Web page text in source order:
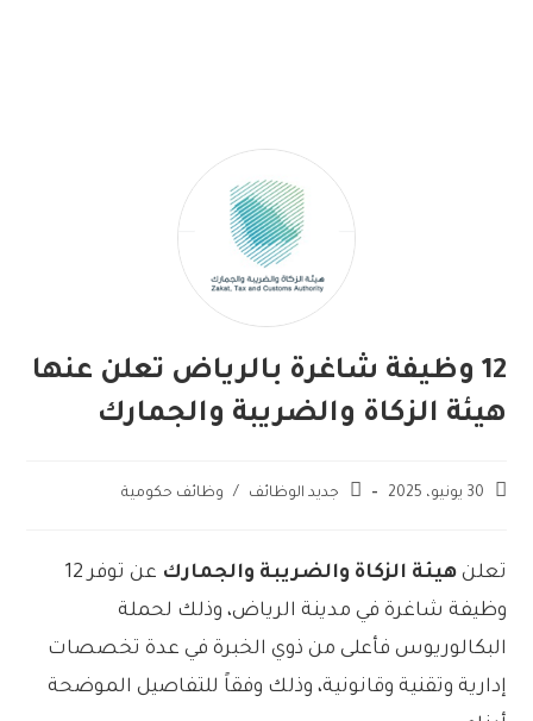
12 وظيفة شاغرة بالرياض تعلن عنها
هيئة الزكاة والضريبة والجمارك
30 يونيو، 2025 جديد الوظائف / وظائف حكومية
تعلنهيئة الزكاة والضريبة والجمارك
عن توفر 12
وظيفة شاغرة في مدينة الرياض، وذلك لحملة
البكالوريوس فأعلى من ذوي الخبرة في عدة تخصصات
إدارية وتقنية وقانونية، وذلك وفقاً للتفاصيل الموضحة